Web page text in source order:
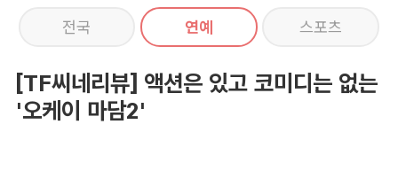
전국 연예 스포츠
[TF씨네리뷰] 액션은 있고 코미디는 없는
'오케이 마담2'